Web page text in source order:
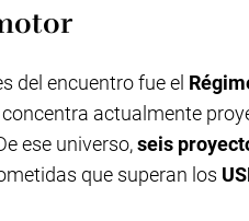
del encuentro fue el
concentra actualmente
ese universo,seis
que superan los